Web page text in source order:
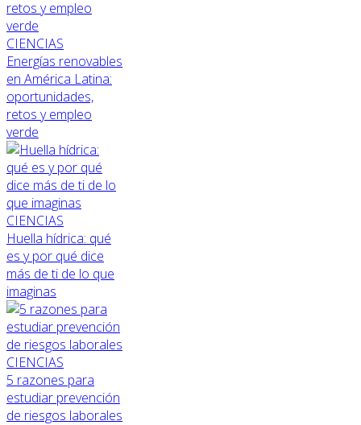
CIENCIAS
Energías renovables
en América Latina:
oportunidades,
retos y empleo
verde
CIENCIAS
Huella hídrica: qué
es y por qué dice
más de ti de lo que
imaginas
CIENCIAS
5 razones para
estudiar prevención
de riesgos laborales